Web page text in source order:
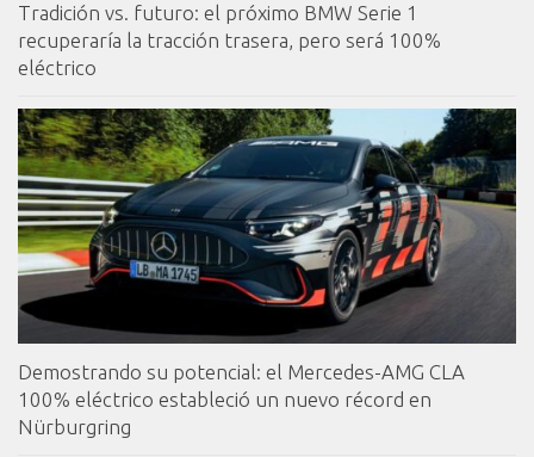
Tradición vs. futuro: el próximo BMW Serie 1
recuperaría la tracción trasera, pero será 100%
eléctrico
Demostrando su potencial: el Mercedes-AMG CLA
100% eléctrico estableció un nuevo récord en
Nürburgring